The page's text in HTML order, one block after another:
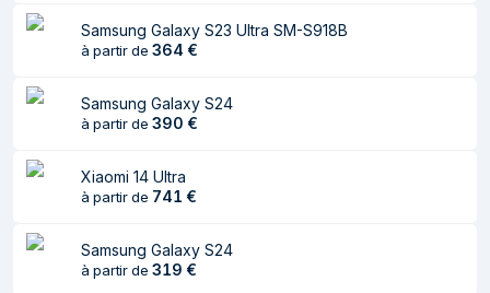
Processeur
processeur
processeur
Fréquence du
processeur
3 GHz
Nombre de coeurs
8
Samsung Galaxy S23 Ultra SM-S918B
à partir de 364 €
Samsung Galaxy S24
à partir de 390 €
Xiaomi 14 Ultra
à partir de 741 €
Samsung Galaxy S24
à partir de 319 €